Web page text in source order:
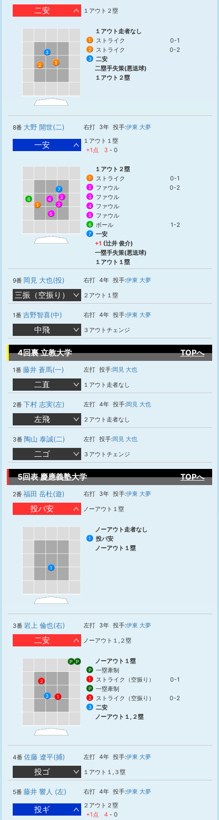
二安 １アウト２塁
1
2
3
１アウト走者なし
1 ストライク 0-1
2 ストライク 0-2
3
二安
二塁手失策(悪送球)
１アウト２塁
8番 大野 開世(二) 右打 3年 投手:伊東 大夢
一安
１アウト１塁
+1点
3 - 0
1
2
3
4
5
6
7
１アウト２塁
1 ストライク 0-1
2 ファウル 0-2
3 ファウル
4 ファウル
5 ファウル
6 ボール 1-2
7
一安
+1 (辻井 俊介)
一塁手失策(悪送球)
１アウト１塁
9番 岡見 大也(投) 右打 4年 投手:伊東 大夢
三振（空振り） ２アウト１塁
1番 吉野智喜(中) 右打 4年 投手:伊東 大夢
中飛 ３アウトチェンジ
4回裏 立教大学 TOPへ
1番 藤井 蒼馬(一) 左打 投手:岡見 大也
二直 １アウト走者なし
2番 下村 志実(左) 左打 4年 投手:岡見 大也
左飛 ２アウト走者なし
3番 陶山 泰誠(二) 左打 投手:岡見 大也
二ゴ ３アウトチェンジ
5回表 慶應義塾大学 TOPへ
2番 福田 岳杜(遊) 右打 3年 投手:伊東 大夢
投バ安 ノーアウト１塁
1
ノーアウト走者なし
1
投バ安
ノーアウト１塁
3番 岩上 倫也(右) 左打 3年 投手:伊東 大夢
二安 ノーアウト１,２塁
P
1
P
2
3
ノーアウト１塁
P 一塁牽制
1 ストライク（空振り） 0-1
P 一塁牽制
2 ストライク（空振り） 0-2
3
二安
ノーアウト１,２塁
4番 佐藤 遼平(捕) 左打 4年 投手:伊東 大夢
投ゴ １アウト１,３塁
5番 藤井 響人 (左) 右打 4年 投手:伊東 大夢
投ギ
２アウト２塁
+1点
4 - 0